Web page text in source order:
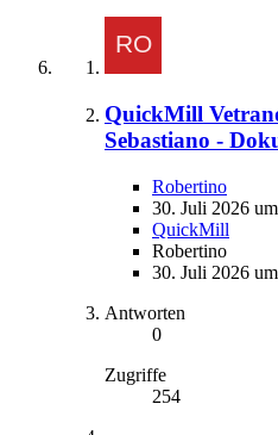
QuickMill
Sebastiano -
Robertino
30. Juli 2026
QuickMill
Robertino
30. Juli 2026
Antworten
0
Zugriffe
254